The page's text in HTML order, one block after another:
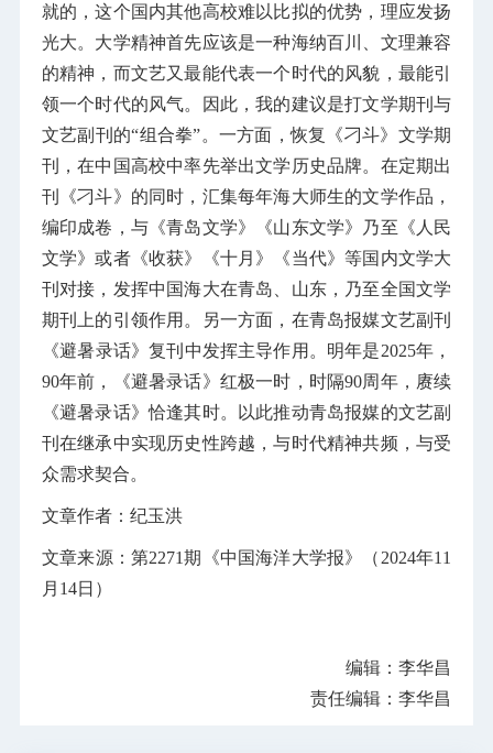
就的，这个国内其他高校难以比拟的优势，理应发扬
光大。大学精神首先应该是一种海纳百川、文理兼容
的精神，而文艺又最能代表一个时代的风貌，最能引
领一个时代的风气。因此，我的建议是打文学期刊与
文艺副刊的“组合拳”。一方面，恢复《刁斗》文学期
刊，在中国高校中率先举出文学历史品牌。在定期出
刊《刁斗》的同时，汇集每年海大师生的文学作品，
编印成卷，与《青岛文学》《山东文学》乃至《人民
文学》或者《收获》《十月》《当代》等国内文学大
刊对接，发挥中国海大在青岛、山东，乃至全国文学
期刊上的引领作用。另一方面，在青岛报媒文艺副刊
《避暑录话》复刊中发挥主导作用。明年是2025年，
90年前，《避暑录话》红极一时，时隔90周年，赓续
《避暑录话》恰逢其时。以此推动青岛报媒的文艺副
刊在继承中实现历史性跨越，与时代精神共频，与受
众需求契合。
文章作者：纪玉洪
文章来源：第2271期《中国海洋大学报》（2024年11
月14日）
编辑：李华昌
责任编辑：李华昌